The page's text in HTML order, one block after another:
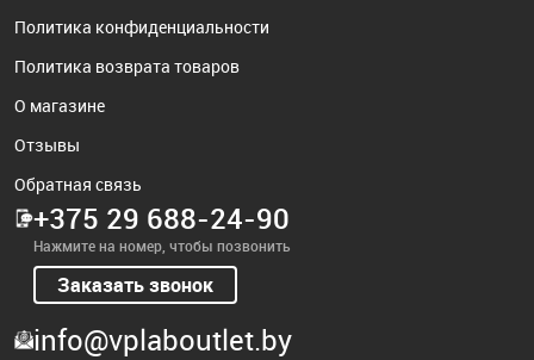
Политика конфиденциальности
Политика возврата товаров
О магазине
Отзывы
Обратная связь
+375 29 688-24-90
Нажмите на номер, чтобы позвонить
Заказать звонок
info@vplaboutlet.by